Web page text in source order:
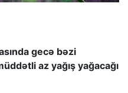
gecə bəzi
az yağış yağacağı